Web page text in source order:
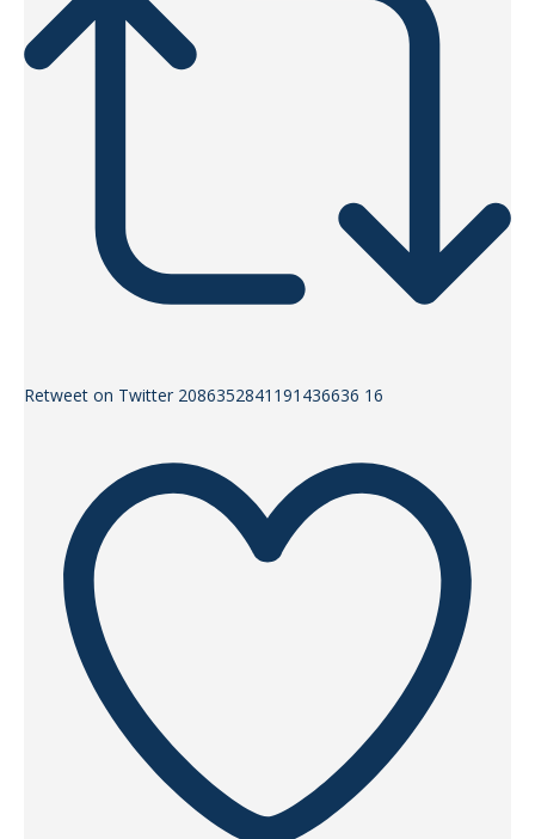
Retweet on Twitter 2086352841191436636 16